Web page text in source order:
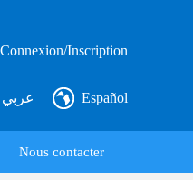
Connexion/Inscription
عربي Español
Nous contacter